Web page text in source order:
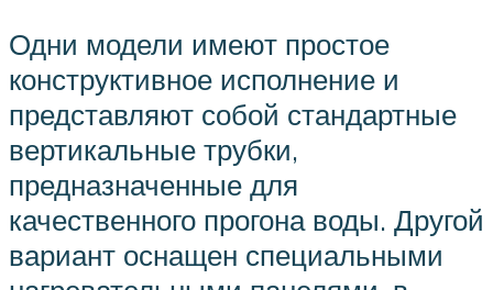
Одни модели имеют простое
конструктивное исполнение и
представляют собой стандартные
вертикальные трубки,
предназначенные для
качественного прогона воды. Другой
вариант оснащен специальными